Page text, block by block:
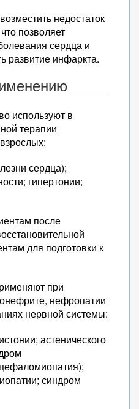
недостаток
позволяет
сердца и
развитие инфаркта.
используют в
терапии
сердца);
гипертонии;
после
для подготовки к
при
нефропатии
нервной системы:
астенического
синдром